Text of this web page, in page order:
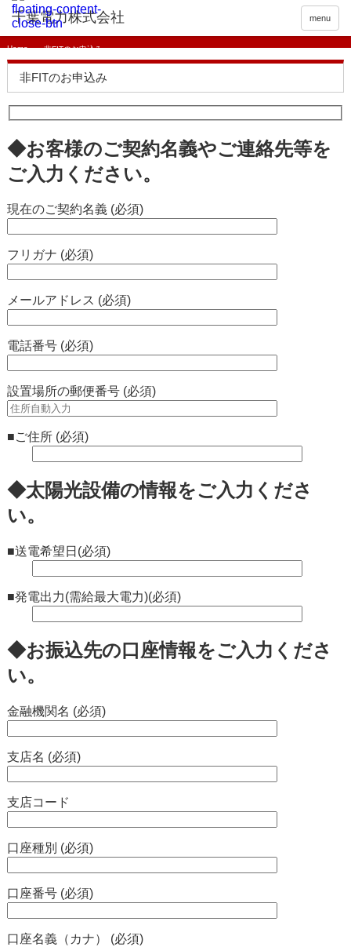
menu
Home 非FITのお申込み
非FITのお申込み
◆お客様のご契約名義やご連絡先等を
ご入力ください。
現在のご契約名義 (必須)
フリガナ (必須)
メールアドレス (必須)
電話番号 (必須)
設置場所の郵便番号 (必須)
■ご住所 (必須)
◆太陽光設備の情報をご入力くださ
い。
■送電希望日(必須)
■発電出力(需給最大電力)(必須)
◆お振込先の口座情報をご入力くださ
い。
金融機関名 (必須)
支店名 (必須)
支店コード
口座種別 (必須)
口座番号 (必須)
口座名義（カナ） (必須)